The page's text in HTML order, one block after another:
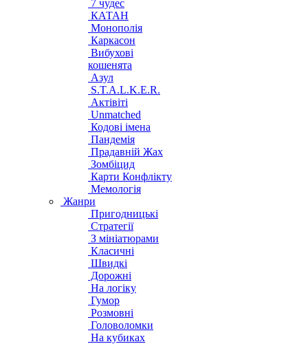
7 чудес
КАТАН
Монополія
Каркасон
Вибухові
кошенята
Азул
S.T.A.L.K.E.R.
Актівіті
Unmatched
Кодові імена
Пандемія
Прадавній Жах
Зомбіцид
Карти Конфлікту
Мемологія
Жанри
Пригодницькі
Стратегії
З мініатюрами
Класичні
Швидкі
Дорожні
На логіку
Гумор
Розмовні
Головоломки
На кубиках